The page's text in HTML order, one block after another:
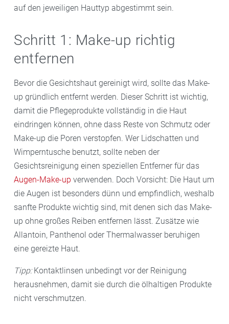
auf den jeweiligen Hauttyp abgestimmt sein.
Schritt 1: Make-up richtig
entfernen
Bevor die Gesichtshaut gereinigt wird, sollte das Make-
up gründlich entfernt werden. Dieser Schritt ist wichtig,
damit die Pflegeprodukte vollständig in die Haut
eindringen können, ohne dass Reste von Schmutz oder
Make-up die Poren verstopfen. Wer Lidschatten und
Wimperntusche benutzt, sollte neben der
Gesichtsreinigung einen speziellen Entferner für das
Augen-Make-up verwenden. Doch Vorsicht: Die Haut um
die Augen ist besonders dünn und empfindlich, weshalb
sanfte Produkte wichtig sind, mit denen sich das Make-
up ohne großes Reiben entfernen lässt. Zusätze wie
Allantoin, Panthenol oder Thermalwasser beruhigen
eine gereizte Haut.
Tipp:Kontaktlinsen unbedingt vor der Reinigung
herausnehmen, damit sie durch die ölhaltigen Produkte
nicht verschmutzen.